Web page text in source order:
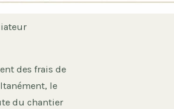
des frais de
le
du chantier